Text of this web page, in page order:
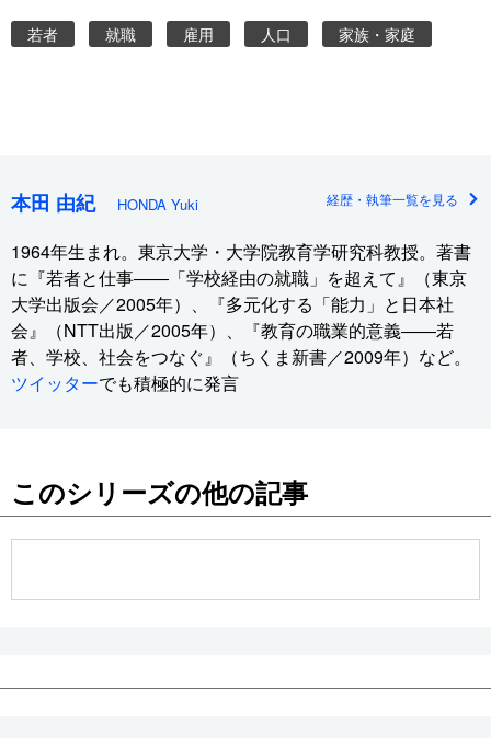
若者 就職 雇用 人口 家族・家庭
本田 由紀 HONDA Yuki 経歴・執筆一覧を見る
1964年生まれ。東京大学・大学院教育学研究科教授。著書
に『若者と仕事――「学校経由の就職」を超えて』（東京
大学出版会／2005年）、『多元化する「能力」と日本社
会』（NTT出版／2005年）、『教育の職業的意義――若
者、学校、社会をつなぐ』（ちくま新書／2009年）など。
ツイッターでも積極的に発言
このシリーズの他の記事